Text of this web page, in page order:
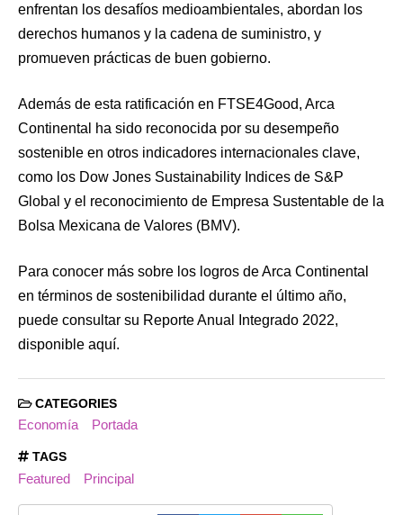
enfrentan los desafíos medioambientales, abordan los
derechos humanos y la cadena de suministro, y
promueven prácticas de buen gobierno.
Además de esta ratificación en FTSE4Good, Arca
Continental ha sido reconocida por su desempeño
sostenible en otros indicadores internacionales clave,
como los Dow Jones Sustainability Indices de S&P
Global y el reconocimiento de Empresa Sustentable de la
Bolsa Mexicana de Valores (BMV).
Para conocer más sobre los logros de Arca Continental
en términos de sostenibilidad durante el último año,
puede consultar su Reporte Anual Integrado 2022,
disponible aquí.
CATEGORIES
Economía Portada
TAGS
Featured Principal